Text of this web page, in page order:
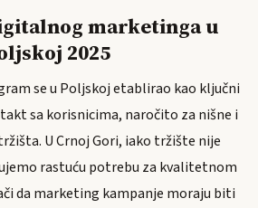
marketinga u
2025
se u Poljskoj etablirao kao ključni
sa korisnicima, naročito za nišne i
U Crnoj Gori, iako tržište nije
rastuću potrebu za kvalitetnom
da marketing kampanje moraju biti